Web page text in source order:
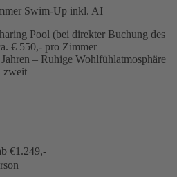
Swim-Up inkl. AI
Pool (bei direkter Buchung des
€ 550,- pro Zimmer
– Ruhige Wohlfühlatmosphäre
zweit
€1.249,-